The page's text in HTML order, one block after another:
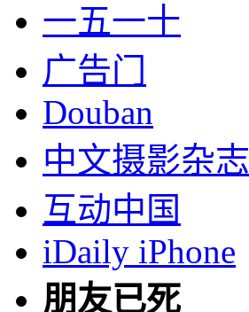
一五一十
广告门
Douban
中文摄影杂志
互动中国
iDaily iPhone
朋友已死